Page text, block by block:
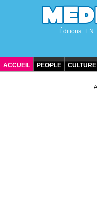
Éditions EN
ACCUEIL PEOPLE CULTURE